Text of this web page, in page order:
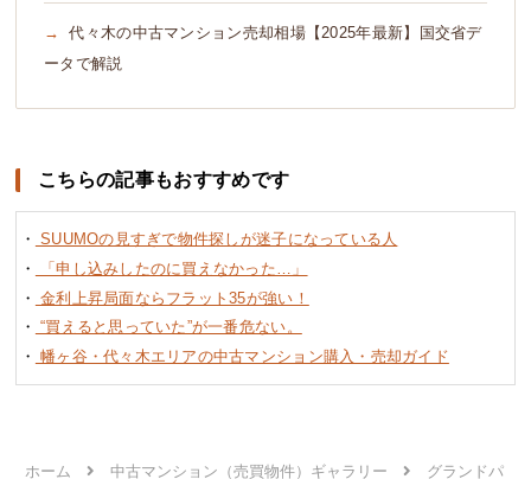
代々木の中古マンション売却相場【2025年最新】国交省デ
ータで解説
こちらの記事もおすすめです
・ SUUMOの見すぎで物件探しが迷子になっている人
・
「申し込みしたのに買えなかった…」
・ 金利上昇局面ならフラット35が強い！
・ “買えると思っていた”が一番危ない。
・ 幡ヶ谷・代々木エリアの中古マンション購入・売却ガイド
ホーム 中古マンション（売買物件）ギャラリー
グランドパ